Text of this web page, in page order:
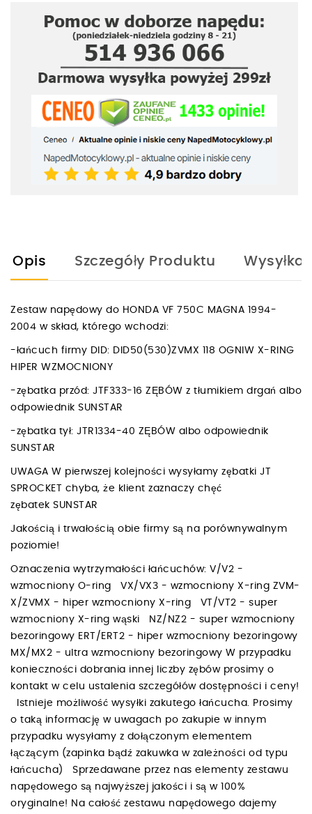
Opis Szczegóły Produktu Wysyłka
Zestaw napędowy do HONDA VF 750C MAGNA 1994-
2004 w skład, którego wchodzi:
-łańcuch firmy DID: DID50(530)ZVMX 118 OGNIW X-RING
HIPER WZMOCNIONY
-zębatka przód: JTF333-16 ZĘBÓW z tłumikiem drgań albo
odpowiednik SUNSTAR
-zębatka tył: JTR1334-40 ZĘBÓW albo odpowiednik
SUNSTAR
UWAGA W pierwszej kolejności wysyłamy zębatki JT
SPROCKET chyba, że klient zaznaczy chęć
zębatek SUNSTAR
Jakością i trwałością obie firmy są na porównywalnym
poziomie!
Oznaczenia wytrzymałości łańcuchów: V/V2 -
wzmocniony O-ring VX/VX3 - wzmocniony X-ring ZVM-
X/ZVMX - hiper wzmocniony X-ring VT/VT2 - super
wzmocniony X-ring wąski NZ/NZ2 - super wzmocniony
bezoringowy ERT/ERT2 - hiper wzmocniony bezoringowy
MX/MX2 - ultra wzmocniony bezoringowy W przypadku
konieczności dobrania innej liczby zębów prosimy o
kontakt w celu ustalenia szczegółów dostępności i ceny!
Istnieje możliwość wysyłki zakutego łańcucha. Prosimy
o taką informację w uwagach po zakupie w innym
przypadku wysyłamy z dołączonym elementem
łączącym (zapinka bądź zakuwka w zależności od typu
łańcucha) Sprzedawane przez nas elementy zestawu
napędowego są najwyższej jakości i są w 100%
oryginalne! Na całość zestawu napędowego dajemy